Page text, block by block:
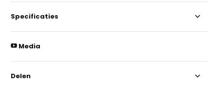
Specificaties
Media
Delen